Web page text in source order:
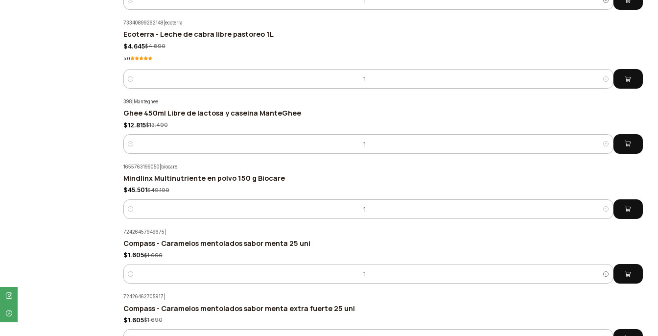
Cantidad
-5%
73340899262148 ecoterra
Ecoterra - Leche de cabra libre pastoreo 1L
$4.645$4.890
5.0
Cantidad
-5%
398 Manteghee
Ghee 450ml Libre de lactosa y caseina ManteGhee
$12.815$13.490
Cantidad
-7%
1655763199050 biocare
Mindlinx Multinutriente en polvo 150 g Biocare
$45.501$49.190
Cantidad
-5%
72426457949675
Compass - Caramelos mentolados sabor menta 25 uni
$1.605$1.690
Cantidad
-5%
72426462705917
Compass - Caramelos mentolados sabor menta extra fuerte 25 uni
$1.605$1.690